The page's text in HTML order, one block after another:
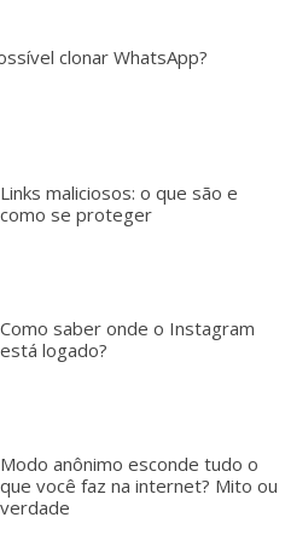
clonar WhatsApp?
Links maliciosos: o que são e
como se proteger
Como saber onde o Instagram
está logado?
Modo anônimo esconde tudo o
que você faz na internet? Mito ou
verdade